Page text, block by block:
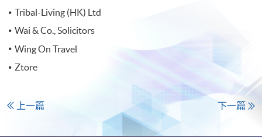
Tribal-Living (HK) Ltd
Wai & Co., Solicitors
Wing On Travel
Ztore
上一篇 下一篇